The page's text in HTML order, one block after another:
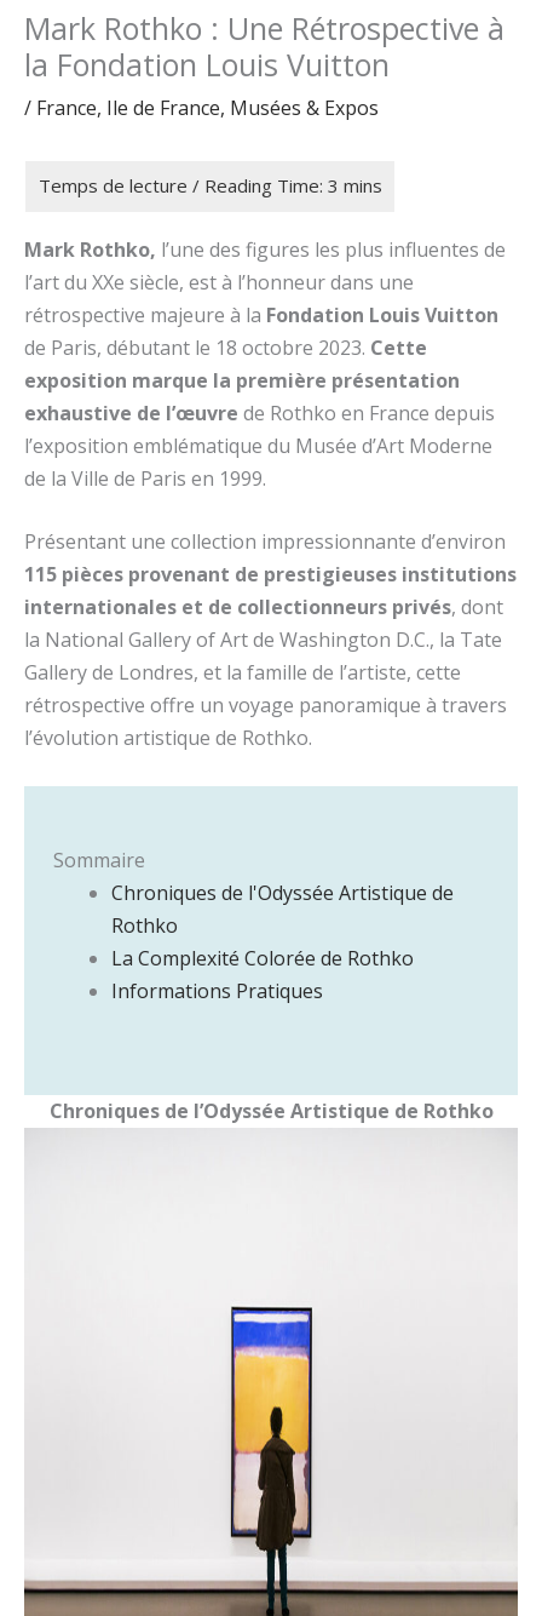
Mark Rothko : Une Rétrospective à
la Fondation Louis Vuitton
/ France, Ile de France, Musées & Expos
Mark Rothko, l’une des figures les plus influentes de
l’art du XXe siècle, est à l’honneur dans une
rétrospective majeure à la Fondation Louis Vuitton
de Paris, débutant le 18 octobre 2023. Cette
exposition marque la première présentation
exhaustive de l’œuvre de Rothko en France depuis
l’exposition emblématique du Musée d’Art Moderne
de la Ville de Paris en 1999.
Présentant une collection impressionnante d’environ
115 pièces provenant de prestigieuses institutions
internationales et de collectionneurs privés, dont
la National Gallery of Art de Washington D.C., la Tate
Gallery de Londres, et la famille de l’artiste, cette
rétrospective offre un voyage panoramique à travers
l’évolution artistique de Rothko.
Sommaire
Chroniques de l'Odyssée Artistique de
Rothko
La Complexité Colorée de Rothko
Informations Pratiques
Chroniques de l’Odyssée Artistique de Rothko